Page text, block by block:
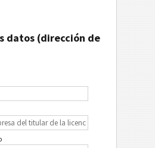
datos (dirección de